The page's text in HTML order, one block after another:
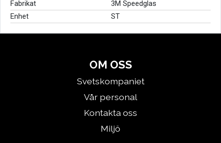
Fabrikat
3M Speedglas
Enhet
ST
OM OSS
Svetskompaniet
Vår personal
Kontakta oss
Miljö